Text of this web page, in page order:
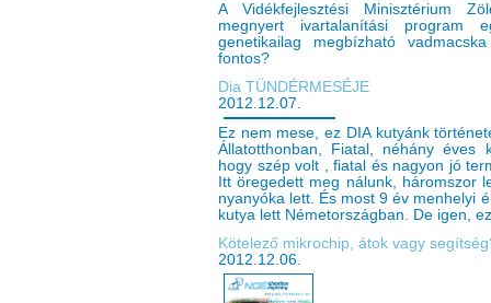
A Vidékfejlesztési Minisztérium
megnyert ivartalanítási program
genetikailag megbízható
fontos?
Dia TÜNDÉRMESÉJE
2012.12.07.
Ez nem mese, ez DIA kutyánk
Állatotthonban, Fiatal, néhány éves
hogy szép volt , fiatal és nagyon jó
Itt öregedett meg nálunk, háromszor
nyanyóka lett. És most 9 év menhelyi
kutya lett Németországban. De igen,
Kötelező mikrochip, átok vagy
2012.12.06.